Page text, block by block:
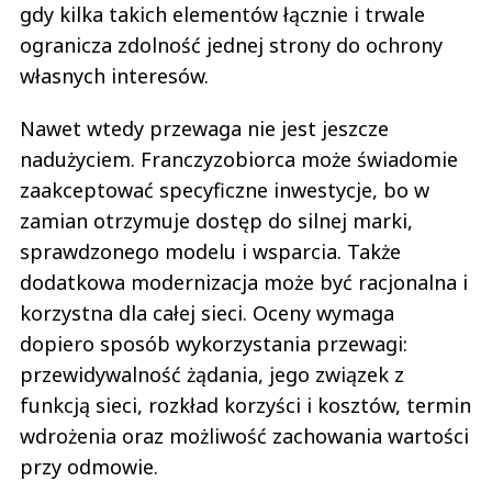
gdy kilka takich elementów łącznie i trwale
ogranicza zdolność jednej strony do ochrony
własnych interesów.
Nawet wtedy przewaga nie jest jeszcze
nadużyciem. Franczyzobiorca może świadomie
zaakceptować specyficzne inwestycje, bo w
zamian otrzymuje dostęp do silnej marki,
sprawdzonego modelu i wsparcia. Także
dodatkowa modernizacja może być racjonalna i
korzystna dla całej sieci. Oceny wymaga
dopiero sposób wykorzystania przewagi:
przewidywalność żądania, jego związek z
funkcją sieci, rozkład korzyści i kosztów, termin
wdrożenia oraz możliwość zachowania wartości
przy odmowie.